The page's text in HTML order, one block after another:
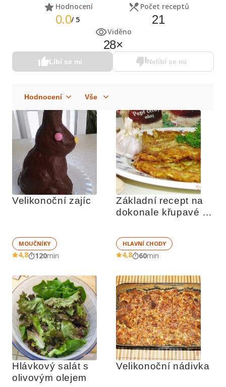
Hodnocení
0.0/ 5
Počet receptů
21
Viděno
28×
Líbí se mi Nelíbí se mi
Velikonoční zajíc
MOUČNÍKY
4,8 120min
Základní recept na
dokonale křupavé
HLAVNÍ CHODY
4,8 60min
Hlávkový salát s
olivovým olejem
Velikonoční nádivka